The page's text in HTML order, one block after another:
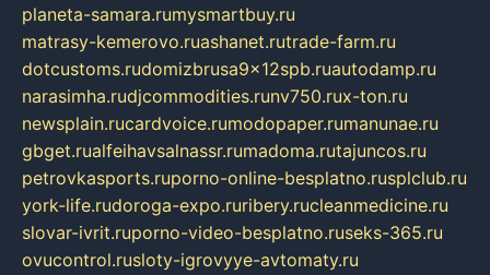
planeta-samara.rumysmartbuy.ru
matrasy-kemerovo.ruashanet.rutrade-farm.ru
dotcustoms.rudomizbrusa9x12spb.ruautodamp.ru
narasimha.rudjcommodities.runv750.rux-ton.ru
newsplain.rucardvoice.rumodopaper.rumanunae.ru
gbget.rualfeihavsalnassr.rumadoma.rutajuncos.ru
petrovkasports.ruporno-online-besplatno.rusplclub.ru
york-life.rudoroga-expo.ruribery.rucleanmedicine.ru
slovar-ivrit.ruporno-video-besplatno.ruseks-365.ru
ovucontrol.rusloty-igrovyye-avtomaty.ru